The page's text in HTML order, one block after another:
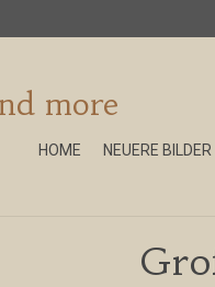
more
HOME NEUERE BILDER